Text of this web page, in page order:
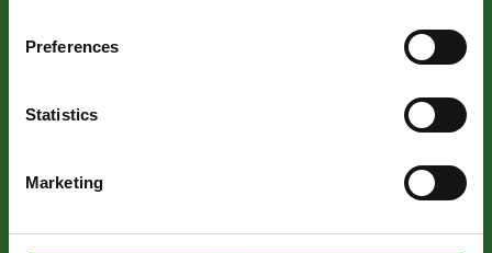
Preferences
Statistics
Marketing